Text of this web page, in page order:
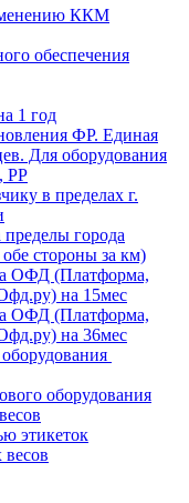
ККМ
обеспечения
1 год
ФР. Единая
Для оборудования
РР
в пределах г.
пределы города
стороны за км)
ОФД (Платформа,
на 15мес
ОФД (Платформа,
на 36мес
оборудования
этикеток